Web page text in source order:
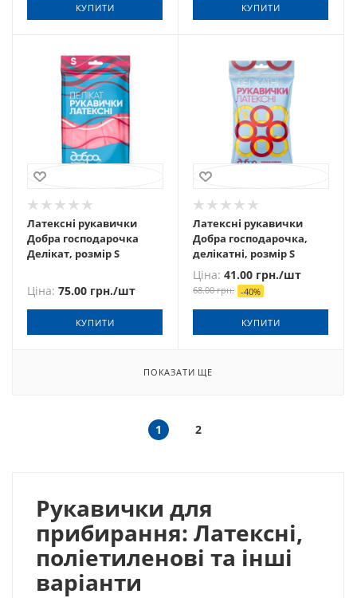
КУПИТИ КУПИТИ
Латексні рукавички
Добра господарочка
Делікат, розмір S
Ціна: 75.00 грн./шт
КУПИТИ
Латексні рукавички
Добра господарочка,
делікатні, розмір S
Ціна: 41.00 грн./шт
68.00грн. -40%
КУПИТИ
ПОКАЗАТИ ЩЕ
1 2
Рукавички для
прибирання: Латексні,
поліетиленові та інші
варіанти